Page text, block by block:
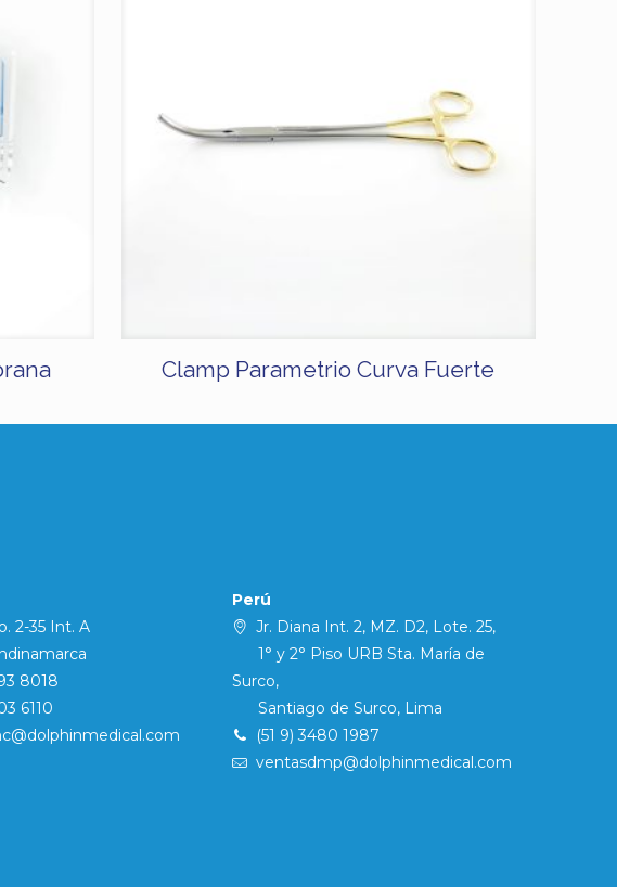
Clamp Parametrio Curva Fuerte
2-35 Int. A
8018
6110
Perú
Jr. Diana Int. 2, MZ. D2, Lote. 25,
1° y 2° Piso URB Sta. María de
Surco,
Santiago de Surco, Lima
(51 9) 3480 1987
ventasdmp@dolphinmedical.com